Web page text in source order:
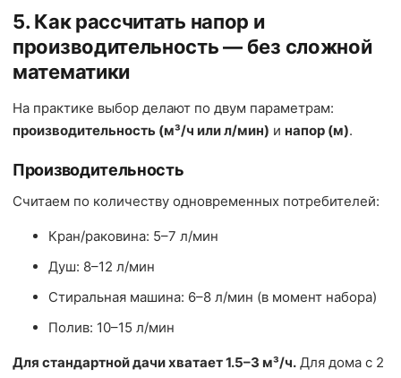
5. Как рассчитать напор и
производительность — без сложной
математики
На практике выбор делают по двум параметрам:
производительность (м³/ч или л/мин) и напор (м).
Производительность
Считаем по количеству одновременных потребителей:
Кран/раковина: 5–7 л/мин
Душ: 8–12 л/мин
Стиральная машина: 6–8 л/мин (в момент набора)
Полив: 10–15 л/мин
Для стандартной дачи хватает 1.5–3 м³/ч. Для дома с 2